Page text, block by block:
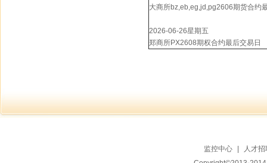
大商所bz,eb,eg,jd,pg2606期货合约
2026-06-26星期五
郑商所PX2608期权合约最后交易日
监控中心
人才招